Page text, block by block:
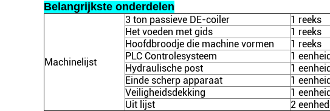
Belangrijkste onderdelen
Machinelijst
3 ton passieve DE-coiler
1 reeks
Het voeden met gids
1 reeks
Hoofdbroodje die machine vormen
1 reeks
PLC Controlesysteem
1 eenheid
Hydraulische post
1 eenheid
Einde scherp apparaat
1 eenheid
Veiligheidsdekking
1 eenheid
Uit lijst
2